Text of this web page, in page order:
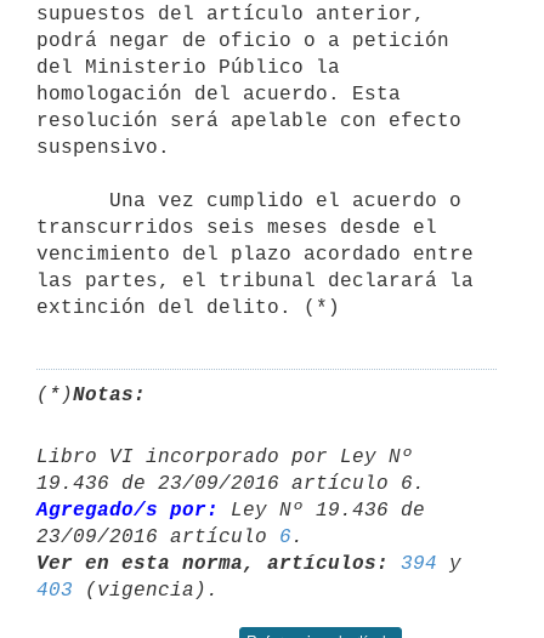
supuestos del artículo anterior,
podrá negar de oficio o a petición
del Ministerio Público la
homologación del acuerdo. Esta
resolución será apelable con efecto
suspensivo.
transcurridos seis meses desde el
vencimiento del plazo acordado entre
las partes, el tribunal declarará la
extinción del delito. (*)
(*)Notas:
Libro VI incorporado por Ley Nº
Agregado/s por:
Ley Nº 19.436 de
23/09/2016 artículo 6
Ver en esta norma, artículos:
394
403